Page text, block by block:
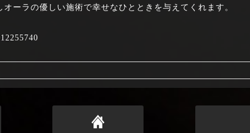
ーラの優しい施術で幸せなひとときを与えてくれます。